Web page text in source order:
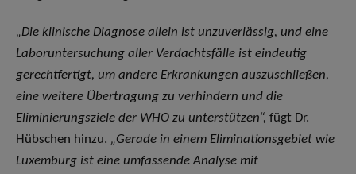
„Die klinische Diagnose allein ist unzuverlässig, und eine
Laboruntersuchung aller Verdachtsfälle ist eindeutig
gerechtfertigt, um andere Erkrankungen auszuschließen,
eine weitere Übertragung zu verhindern und die
Eliminierungsziele der WHO zu unterstützen“, fügt Dr.
Hübschen hinzu. „Gerade in einem Eliminationsgebiet wie
Luxemburg ist eine umfassende Analyse mit